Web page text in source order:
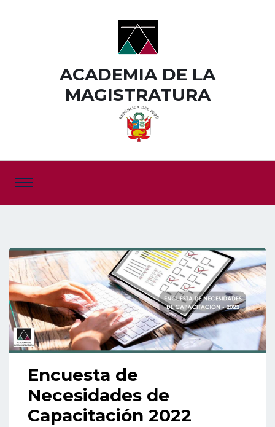
ACADEMIA DE LA
MAGISTRATURA
Encuesta de
Necesidades de
Capacitación 2022